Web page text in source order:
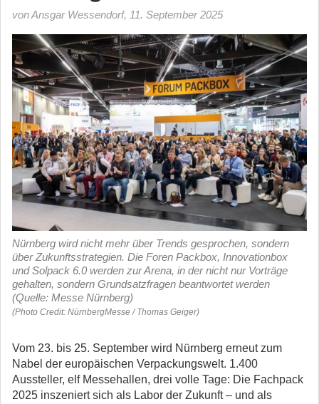
von Ansgar Wessendorf, 11. September 2025
Nürnberg wird nicht mehr über Trends gesprochen, sondern
über Zukunftsstrategien. Die Foren Packbox, Innovationbox
und Solpack 6.0 werden zur Arena, in der nicht nur Vorträge
gehalten, sondern Grundsatzfragen beantwortet werden
(Quelle: Messe Nürnberg)
(Photo Credit: NürnbergMesse / Thomas Geiger)
Vom 23. bis 25. September wird Nürnberg erneut zum
Nabel der europäischen Verpackungswelt. 1.400
Aussteller, elf Messehallen, drei volle Tage: Die Fachpack
2025 inszeniert sich als Labor der Zukunft – und als